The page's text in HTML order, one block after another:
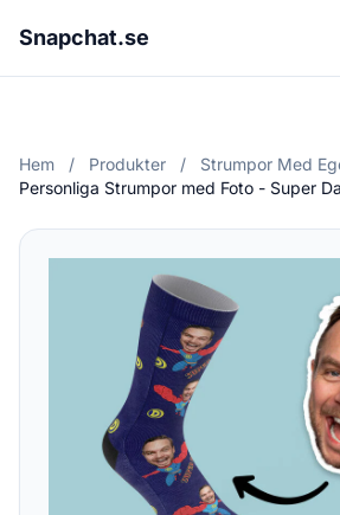
Snapchat.se
Hem / Produkter / Strumpor Med
Personliga Strumpor med Foto - Super